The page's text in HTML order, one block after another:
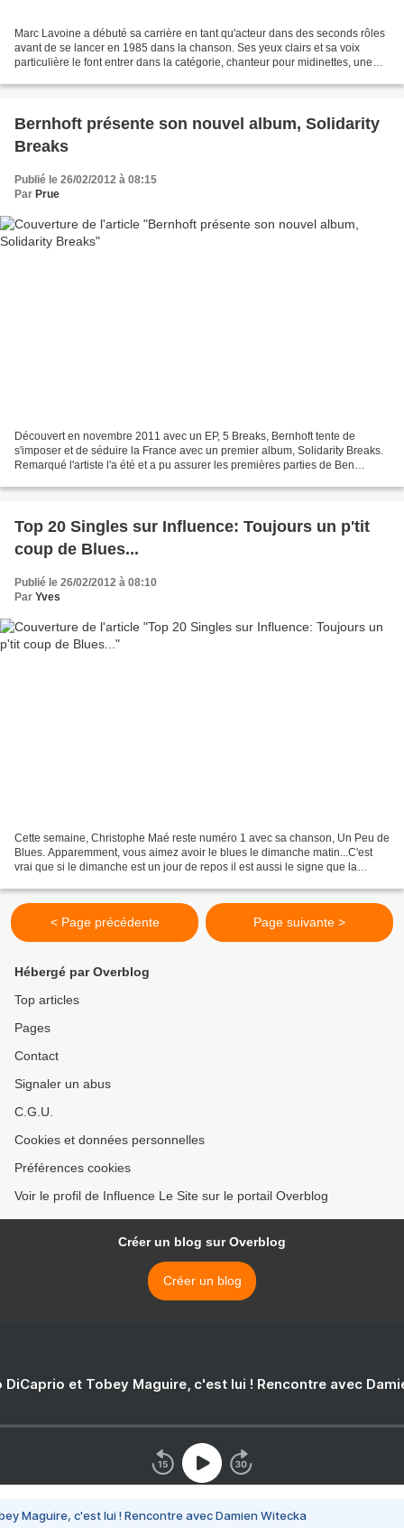
Marc Lavoine a débuté sa carrière en tant qu'acteur dans des seconds rôles
avant de se lancer en 1985 dans la chanson. Ses yeux clairs et sa voix
particulière le font entrer dans la catégorie, chanteur pour midinettes, une
Bernhoft présente son nouvel album, Solidarity
Breaks
Publié le 26/02/2012 à 08:15
Par Prue
Découvert en novembre 2011 avec un EP, 5 Breaks, Bernhoft tente de
s'imposer et de séduire la France avec un premier album, Solidarity Breaks.
Remarqué l'artiste l'a été et a pu assurer les premières parties de Ben
Top 20 Singles sur Influence: Toujours un p'tit
coup de Blues...
Publié le 26/02/2012 à 08:10
Par Yves
Cette semaine, Christophe Maé reste numéro 1 avec sa chanson, Un Peu de
Blues. Apparemment, vous aimez avoir le blues le dimanche matin...C'est
vrai que si le dimanche est un jour de repos il est aussi le signe que la
< Page précédente Page suivante >
Hébergé par Overblog
Top articles
Pages
Contact
Signaler un abus
C.G.U.
Cookies et données personnelles
Préférences cookies
Voir le profil de Influence Le Site sur le portail Overblog
Créer un blog sur Overblog
Créer un blog
DiCaprio et Tobey Maguire, c'est lui ! Rencontre avec
Maguire, c'est lui ! Rencontre avec Damien Witecka